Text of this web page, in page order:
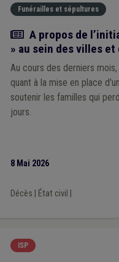
Funérailles et sépultures
Actualité
A propos de
» au sein des villes et
Au cours des derniers
quant à la mise en place
soutenir les familles qui
jours.
8 Mai 2026
Décès État civil
ISP